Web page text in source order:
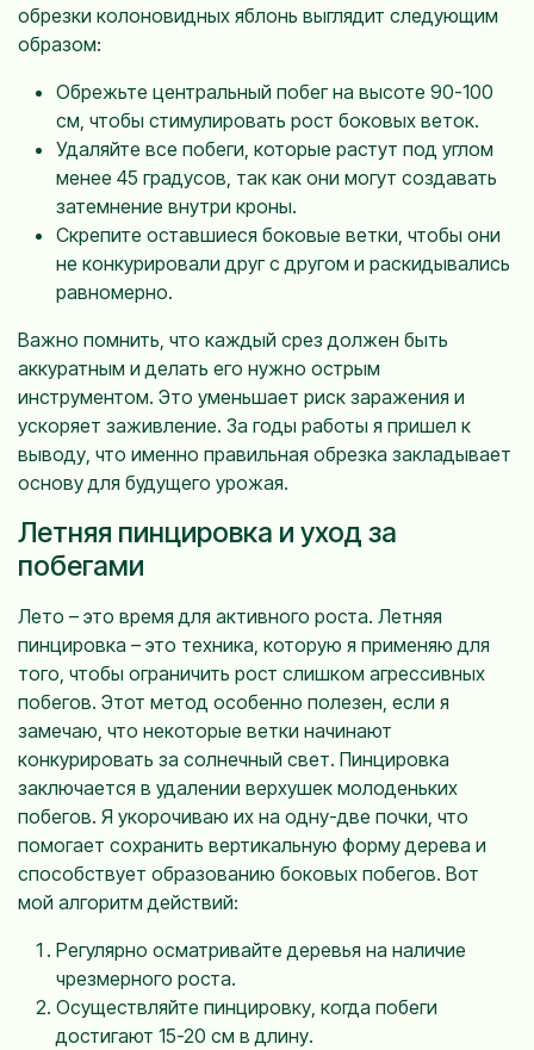
обрезки колоновидных яблонь выглядит следующим
образом:
Обрежьте центральный побег на высоте 90-100
см, чтобы стимулировать рост боковых веток.
Удаляйте все побеги, которые растут под углом
менее 45 градусов, так как они могут создавать
затемнение внутри кроны.
Скрепите оставшиеся боковые ветки, чтобы они
не конкурировали друг с другом и раскидывались
равномерно.
Важно помнить, что каждый срез должен быть
аккуратным и делать его нужно острым
инструментом. Это уменьшает риск заражения и
ускоряет заживление. За годы работы я пришел к
выводу, что именно правильная обрезка закладывает
основу для будущего урожая.
Летняя пинцировка и уход за
побегами
Лето – это время для активного роста. Летняя
пинцировка – это техника, которую я применяю для
того, чтобы ограничить рост слишком агрессивных
побегов. Этот метод особенно полезен, если я
замечаю, что некоторые ветки начинают
конкурировать за солнечный свет. Пинцировка
заключается в удалении верхушек молоденьких
побегов. Я укорочиваю их на одну-две почки, что
помогает сохранить вертикальную форму дерева и
способствует образованию боковых побегов. Вот
мой алгоритм действий:
Регулярно осматривайте деревья на наличие
чрезмерного роста.
Осуществляйте пинцировку, когда побеги
достигают 15-20 см в длину.